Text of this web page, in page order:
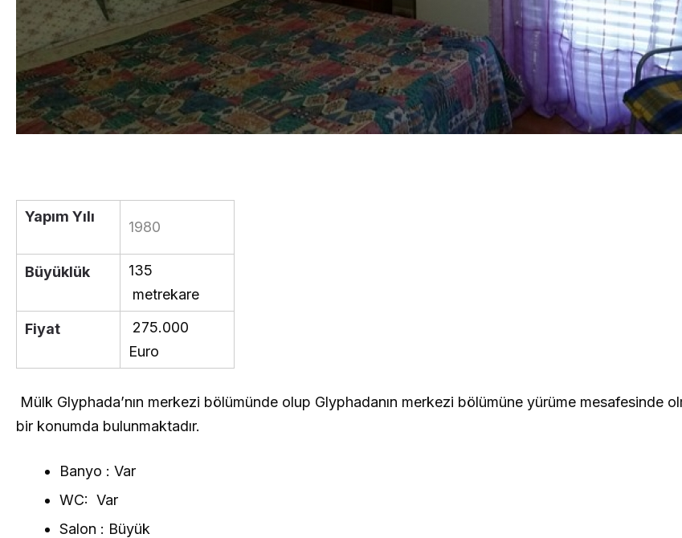
Yapım Yılı
1980
Büyüklük
135
metrekare
Fiyat
275.000
Euro
Mülk Glyphada’nın merkezi bölümünde olup Glyphadanın merkezi bölümüne yürüme mesafesinde
bir konumda bulunmaktadır.
Banyo : Var
WC: Var
Salon : Büyük